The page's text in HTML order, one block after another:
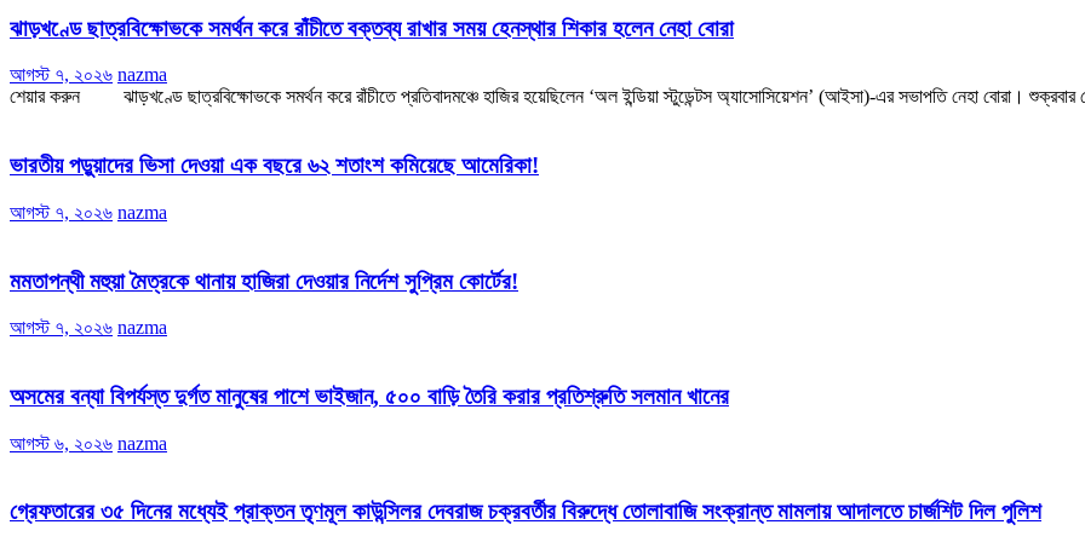
ঝাড়খণ্ডে ছাত্রবিক্ষোভকে সমর্থন করে রাঁচীতে বক্তব্য রাখার সময় হেনস্থার শিকার হলেন নেহা বোরা
আগস্ট ৭, ২০২৬ nazma
শেয়ার করুন ঝাড়খণ্ডে ছাত্রবিক্ষোভকে সমর্থন করে রাঁচীতে প্রতিবাদমঞ্চে হাজির হয়েছিলেন ‘অল ইন্ডিয়া স্টুডেন্টস অ্যাসোসিয়েশন’ (আইসা)-এর সভাপতি নেহা বোরা। শুক্রবার
ভারতীয় পড়ুয়াদের ভিসা দেওয়া এক বছরে ৬২ শতাংশ কমিয়েছে আমেরিকা!
আগস্ট ৭, ২০২৬ nazma
মমতাপন্থী মহুয়া মৈত্রকে থানায় হাজিরা দেওয়ার নির্দেশ সুপ্রিম কোর্টের!
আগস্ট ৭, ২০২৬ nazma
অসমের বন্যা বিপর্যস্ত দুর্গত মানুষের পাশে ভাইজান, ৫০০ বাড়ি তৈরি করার প্রতিশ্রুতি সলমান খানের
আগস্ট ৬, ২০২৬ nazma
গ্রেফতারের ৩৫ দিনের মধ্যেই প্রাক্তন তৃণমূল কাউন্সিলর দেবরাজ চক্রবর্তীর বিরুদ্ধে তোলাবাজি সংক্রান্ত মামলায় আদালতে চার্জশিট দিল পুলিশ